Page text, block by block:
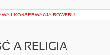
I KONSERWACJA ROWERU
A RELIGIA